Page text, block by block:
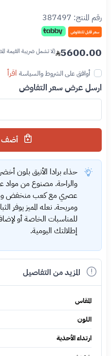
رقم المنتج: 387497
سعر قابل للتفاوض
5600.00 (لا تشمل ضريبة القيمة
أوافق على الشروط والسياسة اقرأ
ارسل عرض سعر التفاوض
حذاء برادا الأنيق بلون
والراحة. مصنوع من مواد
عصري مع كعب منخفض
ومريحة. نعله المميز يوفر
للمناسبات الخاصة أو
إطلالتك اليومية.
المزيد من التفاصيل
المقاس
اللون
ارتداء الأحذية